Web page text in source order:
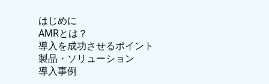
はじめに
AMRとは？
導入を成功させるポイント
製品・ソリューション
導入事例